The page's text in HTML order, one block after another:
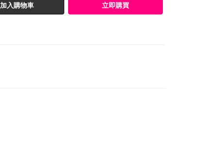
加入購物車 立即購買